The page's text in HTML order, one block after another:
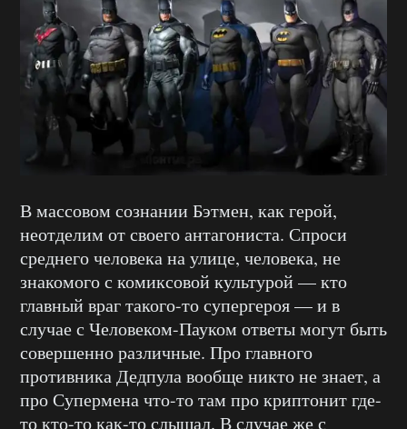
В массовом сознании Бэтмен, как герой,
неотделим от своего антагониста. Спроси
среднего человека на улице, человека, не
знакомого с комиксовой культурой — кто
главный враг такого-то супергероя — и в
случае с Человеком-Пауком ответы могут быть
совершенно различные. Про главного
противника Дедпула вообще никто не знает, а
про Супермена что-то там про криптонит где-
то кто-то как-то слышал. В случае же с